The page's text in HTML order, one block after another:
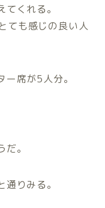
くれる。
ても感じの良い人
席が5人分。
。
りみる。